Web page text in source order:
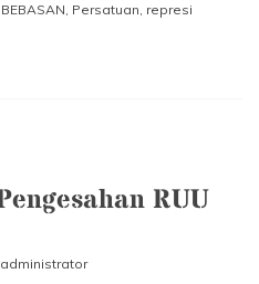
, Persatuan, represi
RUU
administrator